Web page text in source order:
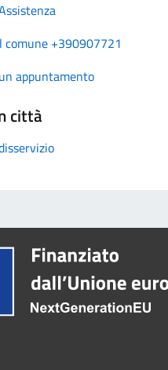
comune +390907721
appuntamento
città